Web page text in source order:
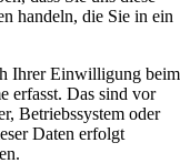
handeln, die Sie in ein
Ihrer Einwilligung beim
erfasst. Das sind vor
Betriebssystem oder
Daten erfolgt